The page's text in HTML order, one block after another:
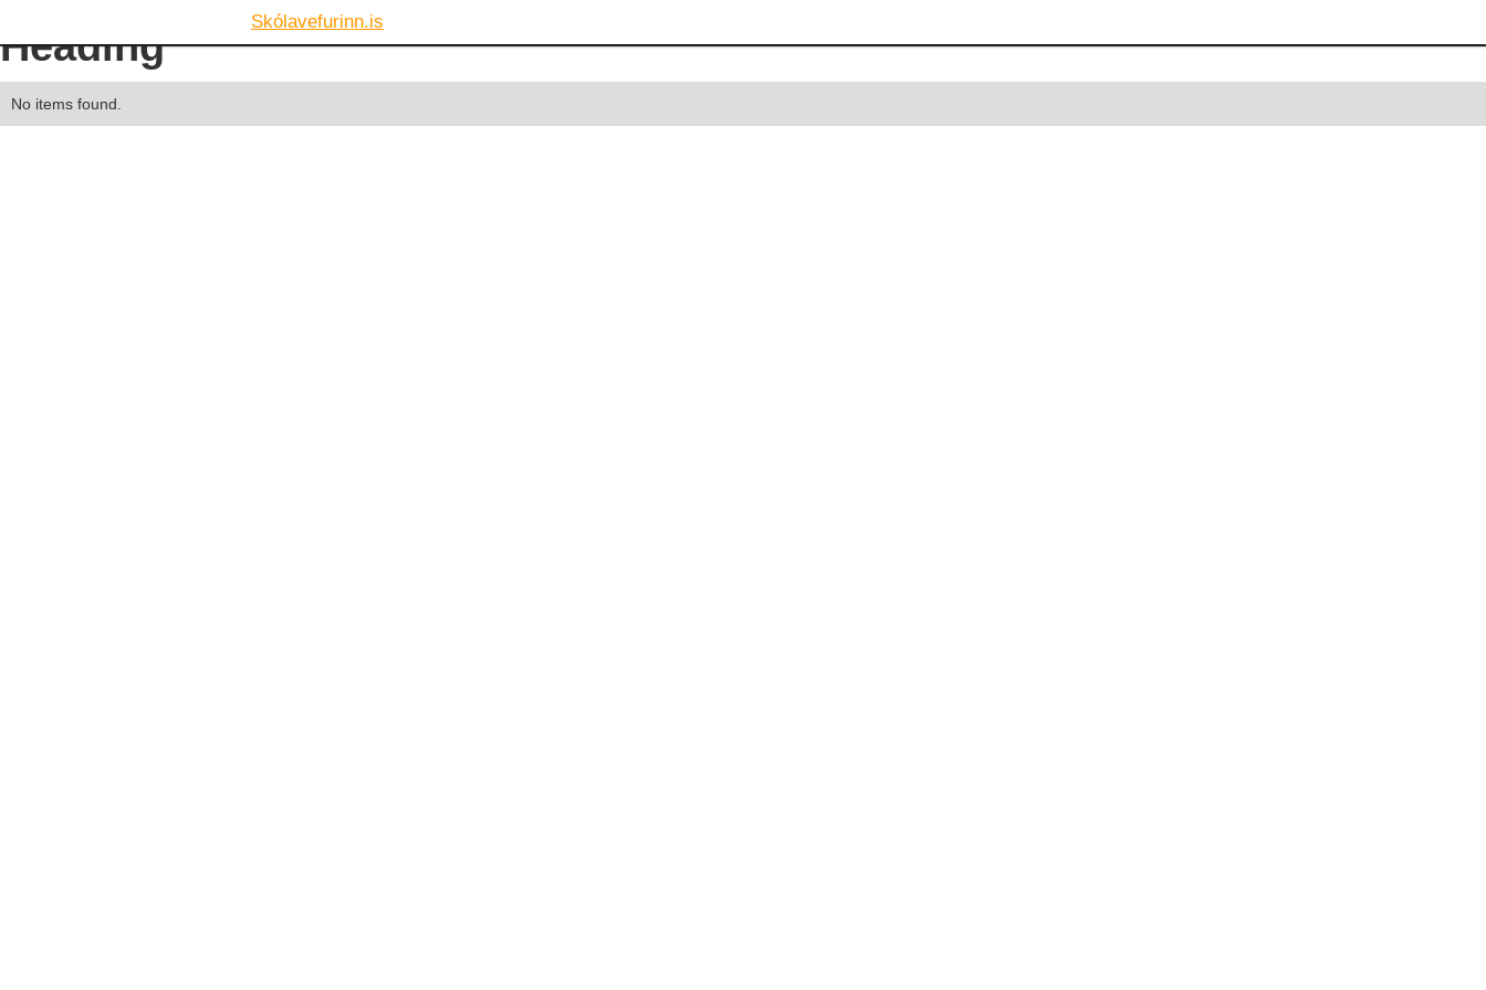
Skólavefurinn.is
Heading
No items found.